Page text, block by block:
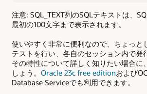
注意: SQL_TEXT列のSQLテキストは、
最初の100文字まで表示されます。
使いやすく非常に便利なので、ちょっと
テストを行い、各自のセッション内で発
その特性について詳しく知りたい場合に
しょう。 Oracle 23c free editionおよび
Database Serviceでも利用できます。